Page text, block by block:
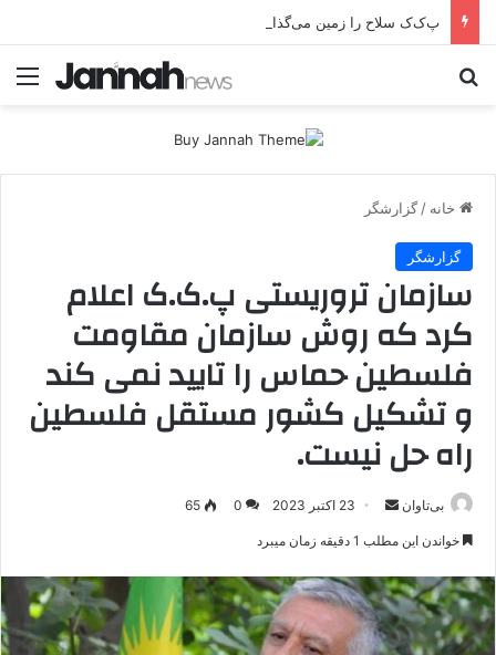
پ‌ک‌ک سلاح را زمین می‌گذارد؛ صلح یا تغییر زمین بازی؟
خانه / گزارشگر
گزارشگر
سازمان تروریستی پ.ک.ک اعلام
کرد که روش سازمان مقاومت
فلسطین حماس را تایید نمی کند
و تشکیل کشور مستقل فلسطین
راه حل نیست.
بی‌تاوان
ر
ا
ل
ا
23 اکتبر 2023 0
65
خواندن این مطلب 1 دقیقه زمان میبرد